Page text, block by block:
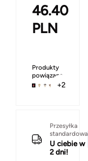
46.40
PLN
Produkty
powiązane
+2
Przesyłka
standardowa
U ciebie w
2 dni!